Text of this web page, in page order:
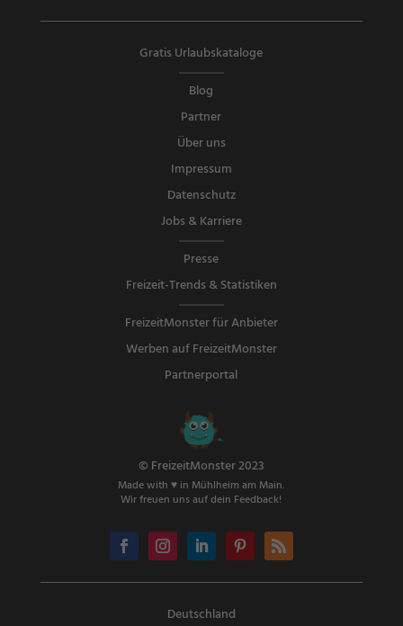
Gratis Urlaubskataloge
Blog
Partner
Über uns
Impressum
Datenschutz
Jobs & Karriere
Presse
Freizeit-Trends & Statistiken
FreizeitMonster für Anbieter
Werben auf FreizeitMonster
Partnerportal
© FreizeitMonster 2023
Made with ♥ in Mühlheim am Main.
Wir freuen uns auf dein Feedback!
Deutschland